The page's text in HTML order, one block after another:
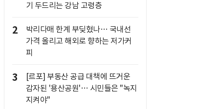
기 두드리는 강남 고령층
2
박리다매 한계 부딪혔나… 국내선
가격 올리고 해외로 향하는 저가커
피
3
[르포] 부동산 공급 대책에 뜨거운
감자된 '용산공원'… 시민들은 "녹지
지켜야"